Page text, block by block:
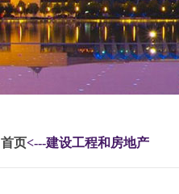
首页<---建设工程和房地产